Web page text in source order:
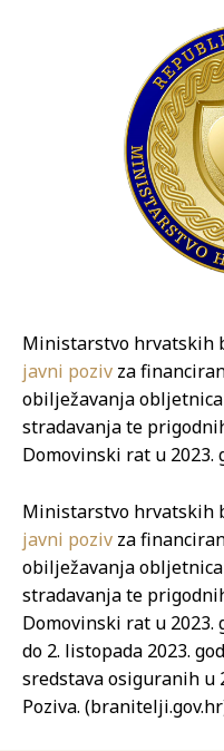
Ministarstvo hrvatskih
javni poziv za
obilježavanja
stradavanja te
Domovinski rat u 2023.
Ministarstvo hrvatskih
javni poziv za
obilježavanja
stradavanja te
Domovinski rat u 2023.
do 2. listopada 2023.
sredstava osiguranih u
Poziva.